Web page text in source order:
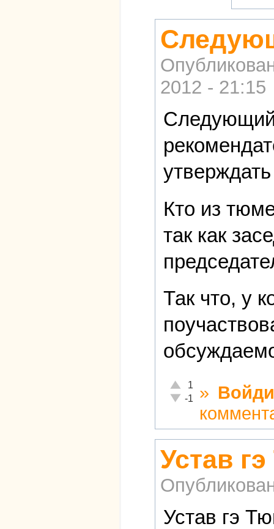
2012 - 21:15
Следующий
Кто из
так как
Так что, у
Отлично!
1
Неадекватно!
-1 »
Устав
Устав гэ